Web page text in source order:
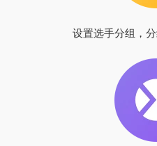
设置选手分组，